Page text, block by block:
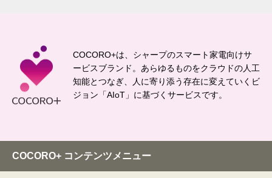
COCORO+は、シャープのスマート家電向けサ
ービスブランド。 あらゆるものをクラウドの人工
知能とつなぎ、
人に寄り添う存在に変えていくビ
ジョン「AIoT」に基づくサービスです。
COCORO+ コンテンツメニュー